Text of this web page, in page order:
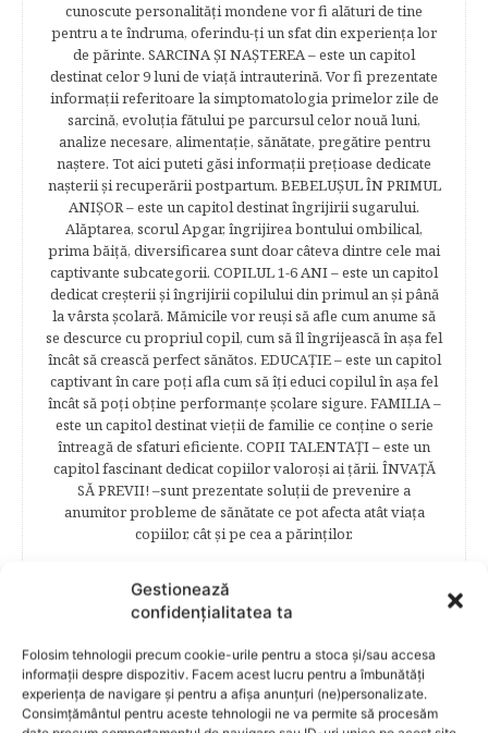
Gestionează
confidențialitatea ta
Folosim tehnologii precum cookie-urile pentru a stoca și/sau accesa
informații despre dispozitiv. Facem acest lucru pentru a îmbunătăți
experiența de navigare și pentru a afișa anunțuri (ne)personalizate.
Consimțământul pentru aceste tehnologii ne va permite să procesăm
cunoscute personalităţi mondene vor fi alături de tine
pentru a te îndruma, oferindu-ţi un sfat din experienţa lor
de părinte. SARCINA ŞI NAŞTEREA – este un capitol
destinat celor 9 luni de viaţă intrauterină. Vor fi prezentate
informaţii referitoare la simptomatologia primelor zile de
sarcină, evoluţia fătului pe parcursul celor nouă luni,
analize necesare, alimentaţie, sănătate, pregătire pentru
naştere. Tot aici puteti găsi informaţii preţioase dedicate
naşterii şi recuperării postpartum. BEBELUŞUL ÎN PRIMUL
ANIŞOR – este un capitol destinat îngrijirii sugarului.
Alăptarea, scorul Apgar, îngrijirea bontului ombilical,
prima băiţă, diversificarea sunt doar câteva dintre cele mai
captivante subcategorii. COPILUL 1-6 ANI – este un capitol
dedicat creşterii şi îngrijirii copilului din primul an şi până
la vârsta şcolară. Mămicile vor reuşi să afle cum anume să
se descurce cu propriul copil, cum să îl îngrijească în aşa fel
încât să crească perfect sănătos. EDUCAŢIE – este un capitol
captivant în care poţi afla cum să îţi educi copilul în aşa fel
încât să poţi obţine performanţe şcolare sigure. FAMILIA –
este un capitol destinat vieţii de familie ce conţine o serie
întreagă de sfaturi eficiente. COPII TALENTAŢI – este un
capitol fascinant dedicat copiilor valoroși ai țării. ÎNVAŢĂ
SĂ PREVII! –sunt prezentate soluţii de prevenire a
anumitor probleme de sănătate ce pot afecta atât viaţa
copiilor, cât şi pe cea a părinţilor.